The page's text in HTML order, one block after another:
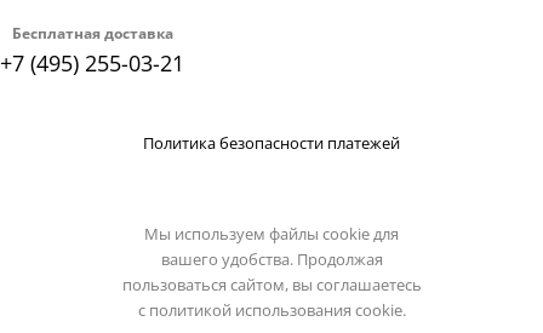
Бесплатная доставка
+7 (495) 255-03-21
Политика безопасности платежей
Мы используем файлы cookie для
вашего удобства. Продолжая
пользоваться сайтом, вы соглашаетесь
с политикой использования cookie.